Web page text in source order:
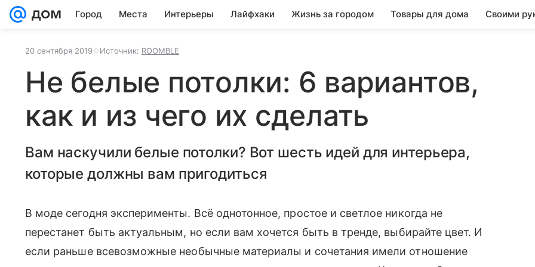
Город Места Интерьеры Лайфхаки Жизнь за городом Товары для дома Своими
20 сентября 2019 Источник: ROOMBLE
Не белые потолки: 6 вариантов,
как и из чего их сделать
Вам наскучили белые потолки? Вот шесть идей для интерьера,
которые должны вам пригодиться
В моде сегодня эксперименты. Всё однотонное, простое и светлое никогда не
перестанет быть актуальным, но если вам хочется быть в тренде, выбирайте цвет. И
если раньше всевозможные необычные материалы и сочетания имели отношение